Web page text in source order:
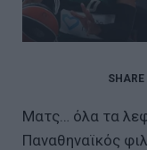
Ματς… όλα τα
Παναθηναϊκός